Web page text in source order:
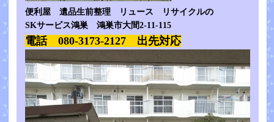
便利屋 遺品生前整理 リュース リサイクルの
SKサービス鴻巣 鴻巣市大間2-11-115
電話 080-3173-2127 出先対応